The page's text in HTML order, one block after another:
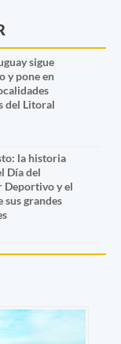
sigue
y pone en
del Litoral
la historia
Día del
Deportivo y el
sus grandes